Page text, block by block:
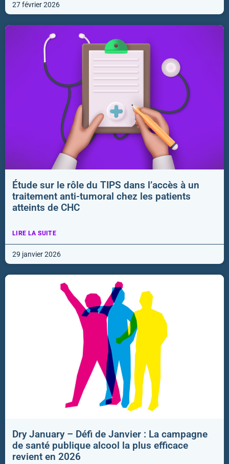
27 février 2026
Étude sur le rôle du TIPS dans l’accès à un
traitement anti-tumoral chez les patients
atteints de CHC
LIRE LA SUITE
29 janvier 2026
Dry January – Défi de Janvier : La campagne
de santé publique alcool la plus efficace
revient en 2026